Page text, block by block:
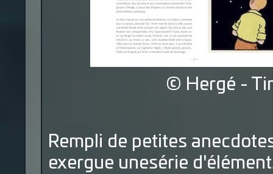
© Hergé -
Rempli de petites
exergue unesérie